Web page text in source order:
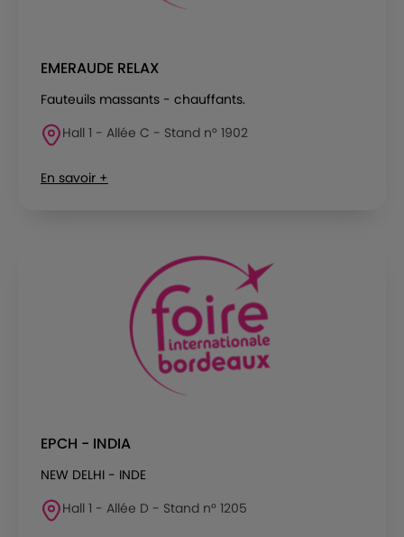
EMERAUDE RELAX
Fauteuils massants - chauffants.
Hall 1 - Allée C - Stand n° 1902
En savoir +
EPCH - INDIA
NEW DELHI - INDE
Hall 1 - Allée D - Stand n° 1205